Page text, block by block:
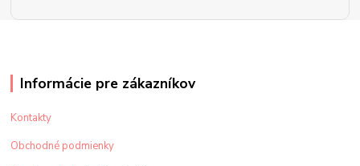
Informácie pre zákazníkov
Kontakty
Obchodné podmienky